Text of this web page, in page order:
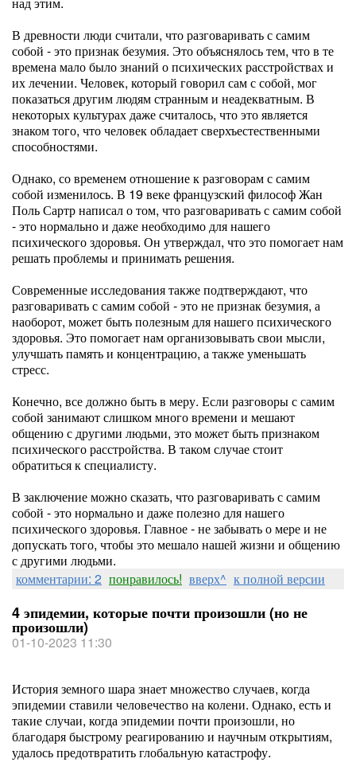
В древности люди считали, что разговаривать с самим
собой - это признак безумия. Это объяснялось тем, что в те
времена мало было знаний о психических расстройствах и
их лечении. Человек, который говорил сам с собой, мог
показаться другим людям странным и неадекватным. В
некоторых культурах даже считалось, что это является
знаком того, что человек обладает сверхъестественными
способностями.
Однако, со временем отношение к разговорам с самим
собой изменилось. В 19 веке французский философ Жан
Поль Сартр написал о том, что разговаривать с самим собой
- это нормально и даже необходимо для нашего
психического здоровья. Он утверждал, что это помогает нам
решать проблемы и принимать решения.
Современные исследования также подтверждают, что
разговаривать с самим собой - это не признак безумия, а
наоборот, может быть полезным для нашего психического
здоровья. Это помогает нам организовывать свои мысли,
улучшать память и концентрацию, а также уменьшать
стресс.
Конечно, все должно быть в меру. Если разговоры с самим
собой занимают слишком много времени и мешают
общению с другими людьми, это может быть признаком
психического расстройства. В таком случае стоит
обратиться к специалисту.
В заключение можно сказать, что разговаривать с самим
собой - это нормально и даже полезно для нашего
психического здоровья. Главное - не забывать о мере и не
допускать того, чтобы это мешало нашей жизни и общению
с другими людьми.
комментарии: 2 понравилось! вверх^ к полной версии
4 эпидемии, которые почти произошли (но не
произошли)
01-10-2023 11:30
История земного шара знает множество случаев, когда
эпидемии ставили человечество на колени. Однако, есть и
такие случаи, когда эпидемии почти произошли, но
благодаря быстрому реагированию и научным открытиям,
удалось предотвратить глобальную катастрофу.